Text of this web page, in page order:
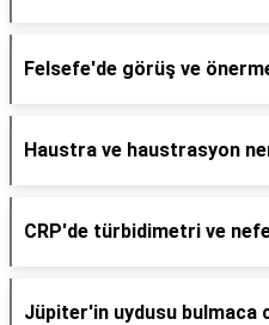
Felsefe'de görüş ve
Haustra ve haustrasyon
CRP'de türbidimetri ve
Jüpiter'in uydusu bulmaca